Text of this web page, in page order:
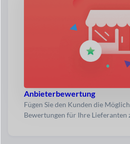
Anbieterbewertung
Fügen Sie den Kunden die
Bewertungen für Ihre Lieferanten